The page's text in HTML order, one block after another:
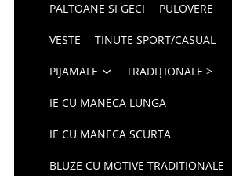
PALTOANE SI GECI PULOVERE
VESTE TINUTE SPORT/CASUAL
PIJAMALE TRADIȚIONALE >
IE CU MANECA LUNGA
IE CU MANECA SCURTA
BLUZE CU MOTIVE TRADITIONALE